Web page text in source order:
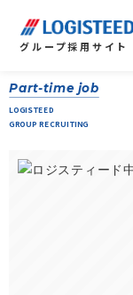
グループ採用サイト
Part-time job
LOGISTEED
GROUP RECRUITING